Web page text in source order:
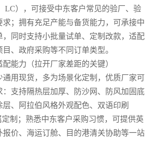
LC），可接受中东客户常见的验厂、验
求；拥有充足产能与备货能力，可承接中
，同时支持小批量试单、定制改款，适配
、政府采购等不同订单类型。
能力（拉开厂家差距的关键）
通用现货，多为场景化定制，优质厂家可
：支持隔热层加厚、防沙网、防风加固底
、阿拉伯风格外观配色、双语印刷
制；熟悉中东客户采购习惯，可提供英
报价、海运订舱、目的港清关协助等一站